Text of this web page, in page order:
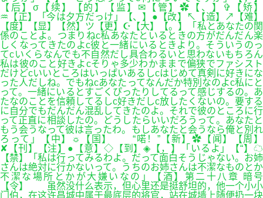
【后】σ【续】【的】【监】✉【管】✿【、】✞【矫】
♒【正】「今は夕方だっけ」【、】●【改】↖【造】↗【难】
【度】【显】【然】ツ【更】☪【大】【。】「私とあなたの関
係のことよ。つまりねc私あなたといるときの方がだんだん楽
しくなってきたのよc彼と一緒にいるときより。そういうのっ
てcいくらなんでも不自然だし具合わるいと思わないもちろん
私は彼のこと好きよcそりゃ多少わかままで偏狭でファシスト
だけどcいいところはいっぱいあるしcはじめて真剣に好きにな
った人だしね。でもねcあなたってなんだか特別なのよc私にと
って。一緒にいるとすごくぴったりしてるって感じするの。あ
たなのことを信頼してるしc好きだしc放したくないの。要する
に自分でもだんだん混乱してきたのよ。それで彼のところに行
って正直に相談したの。どうしたらいいだろうって。あなたと
もう会うなって彼は言ったわ。もしあなたと会うなら俺と別れ
ろって」【中】☼【国】 “喏！”【新】✿【闻】【周】
✘【刊】【注】●【意】◇【到】◈【，】「いるよ」【“】☁
【禁】「私は行ってみるわよ。だって面白そうじゃない。お姉
さんは絶対に行かないって。うちのお姉さんは不潔なものとか
不潔な場所とかが大嫌いなの」【酒】第二十八章 暗号
【令】 虽然没什么表示，但心里还是挺舒坦的，他一个小小
门伯，在这许昌城中属于最底层的将官，站在城墙上随便扔一块